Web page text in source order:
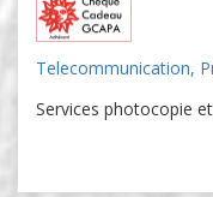
Telecommunication,
Services photocopie